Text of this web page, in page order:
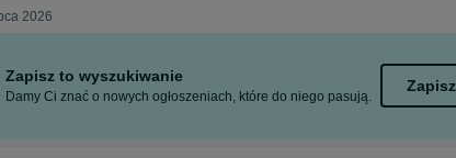
2026
Zapisz to wyszukiwanie
Damy Ci znać o nowych ogłoszeniach, które do niego pasują.
Zapisz